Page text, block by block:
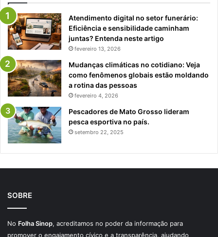
Atendimento digital no setor funerário:
Eficiência e sensibilidade caminham
juntas? Entenda neste artigo
fevereiro 13, 2026
Mudanças climáticas no cotidiano: Veja
como fenômenos globais estão moldando
a rotina das pessoas
fevereiro 4, 2026
Pescadores de Mato Grosso lideram
pesca esportiva no país.
setembro 22, 2025
SOBRE
No Folha Sinop, acreditamos no poder da informação para
promover o engajamento cívico e a transparência, ajudando